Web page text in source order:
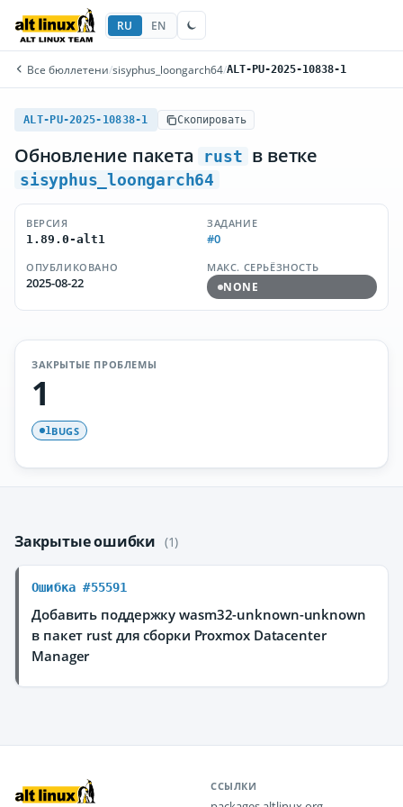
RU EN
Все бюллетени/sisyphus_loongarch64/ALT-PU-2025-10838-1
ALT-PU-2025-10838-1 Скопировать
Обновление пакета rust в ветке
sisyphus_loongarch64
ВЕРСИЯ
1.89.0-alt1
ЗАДАНИЕ
#0
ОПУБЛИКОВАНО
2025-08-22
МАКС. СЕРЬЁЗНОСТЬ
NONE
ЗАКРЫТЫЕ ПРОБЛЕМЫ
1
1BUGS
Закрытые ошибки (1)
Ошибка #55591
Добавить поддержку wasm32-unknown-unknown
в пакет rust для сборки Proxmox Datacenter
Manager
ССЫЛКИ